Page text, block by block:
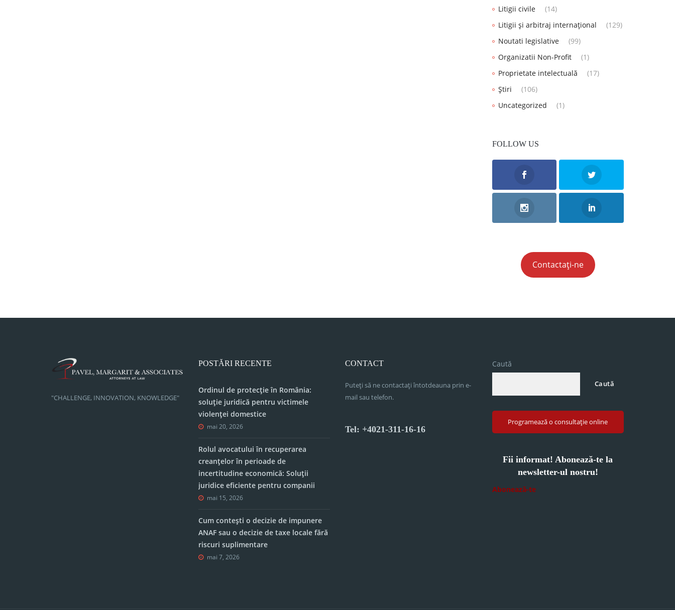
Litigii civile
(14)
Litigii și arbitraj internațional
(129)
Noutati legislative
(99)
Organizatii Non-Profit
(1)
Proprietate intelectuală
(17)
Știri
(106)
Uncategorized
(1)
FOLLOW US
Contactați-ne
"CHALLENGE, INNOVATION, KNOWLEDGE"
POSTĂRI RECENTE
Ordinul de protecție în România:
soluție juridică pentru victimele
violenței domestice
mai 20, 2026
Rolul avocatului în recuperarea
creanțelor în perioade de
incertitudine economică: Soluții
juridice eficiente pentru companii
mai 15, 2026
Cum contești o decizie de impunere
ANAF sau o decizie de taxe locale fără
riscuri suplimentare
mai 7, 2026
CONTACT
Puteți să ne contactați întotdeauna prin e-
mail sau telefon.
Tel: +4021-311-16-16
Caută
Caută
Programează o consultație online
Fii informat! Abonează-te la
newsletter-ul nostru!
Abonează-te